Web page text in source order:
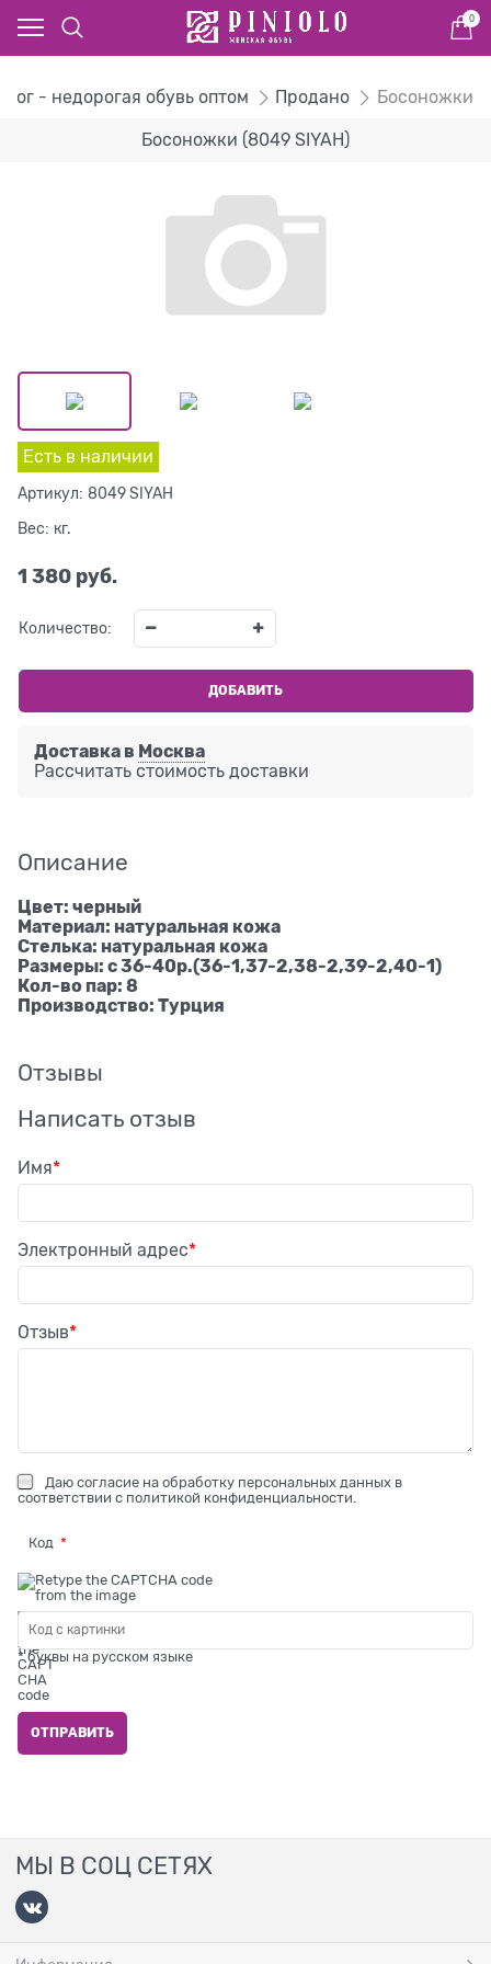
0
- недорогая обувь оптом Продано Босоножки
Босоножки (8049 SIYAH)
Есть в наличии
Артикул: 8049 SIYAH
Вес: кг.
1 380 руб.
Количество:
ДОБАВИТЬ
Доставка в Москва
Рассчитать стоимость доставки
Описание
Цвет: черный
Материал: натуральная кожа
Стелька: натуральная кожа
Размеры: с 36-40р.(36-1,37-2,38-2,39-2,40-1)
Кол-во пар: 8
Производство: Турция
Отзывы
Написать отзыв
Имя
Электронный адрес
Отзыв
Даю согласие на обработку персональных данных в
соответствии с политикой конфиденциальности
Код
* буквы на русском языке
МЫ В СОЦ СЕТЯХ